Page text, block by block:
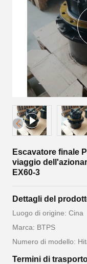
Escavatore finale
viaggio
EX60-3
Dettagli del
Luogo di origine: Cina
Marca: BTPS
Numero di modello:
Termini di